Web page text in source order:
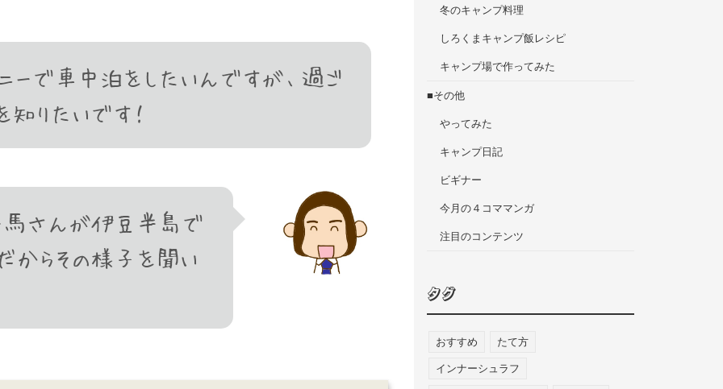
ーで車中泊をしたいんですが、過ご
知りたいです！
馬さんが伊豆半島で
からその様子を聞い
冬のキャンプ料理
しろくまキャンプ飯レシピ
キャンプ場で作ってみた
■その他
やってみた
キャンプ日記
ビギナー
今月の４コママンガ
注目のコンテンツ
タグ
おすすめ たて方
インナーシュラフ